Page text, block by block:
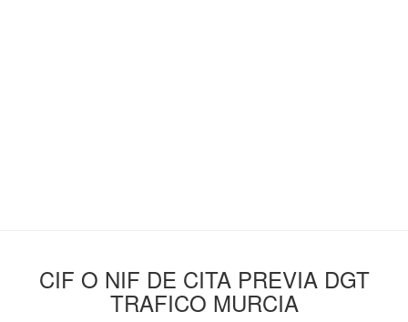
CIF O NIF DE CITA PREVIA DGT
TRAFICO MURCIA